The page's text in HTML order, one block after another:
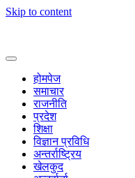
Skip to content
होमपेज
समाचार
राजनीति
प्रदेश
शिक्षा
विज्ञान प्रविधि
अन्तर्राष्ट्रिय
खेलकुद